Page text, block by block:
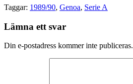
Taggar: 1989/90, Genoa, Serie A
Lämna ett svar
Din e-postadress kommer inte publiceras.